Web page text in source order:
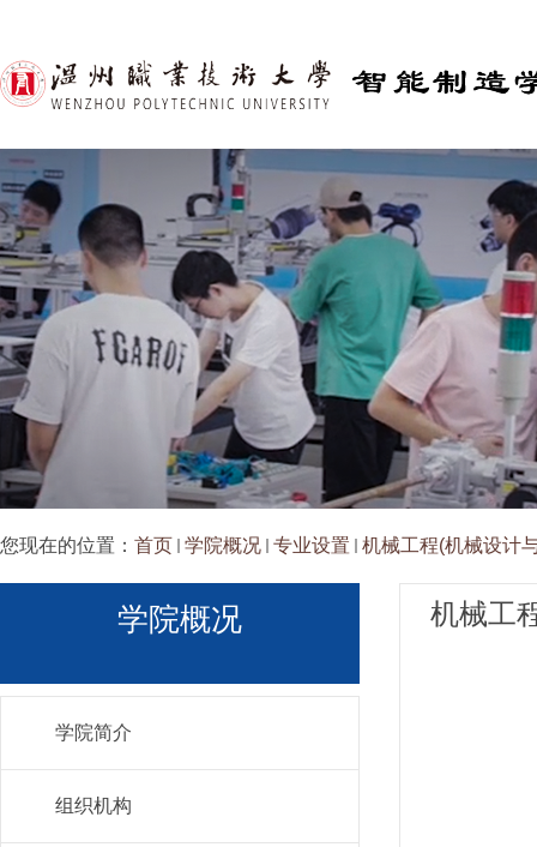
您现在的位置： 首页 学院概况 专业设置 机械工程(机械设计
学院概况
学院简介
组织机构
机械工